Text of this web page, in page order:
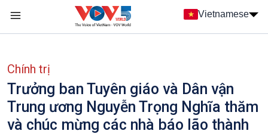
Nhảy đến nội dung
Vietnamese
Chính trị
Trưởng ban Tuyên giáo và Dân vận
Trung ương Nguyễn Trọng Nghĩa thăm
và chúc mừng các nhà báo lão thành